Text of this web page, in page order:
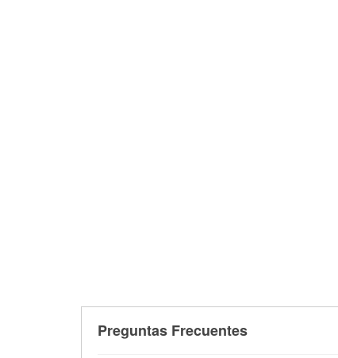
Preguntas Frecuentes